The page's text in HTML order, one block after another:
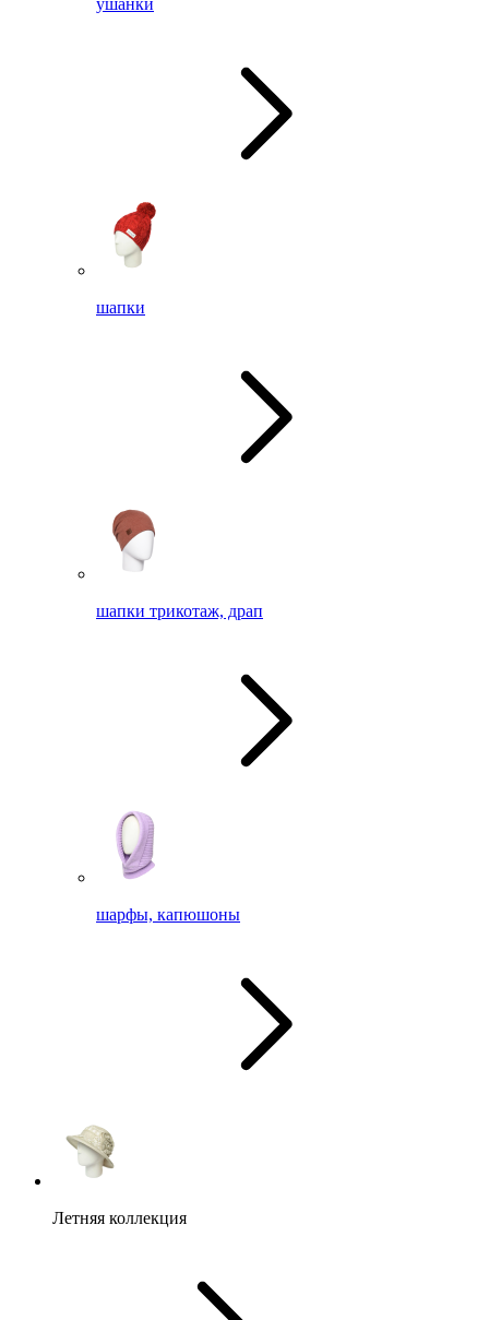
ушанки
шапки
шапки трикотаж, драп
шарфы, капюшоны
Летняя коллекция